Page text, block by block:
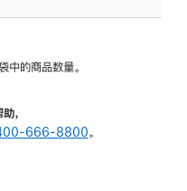
中的商品数量。
，
666-8800。